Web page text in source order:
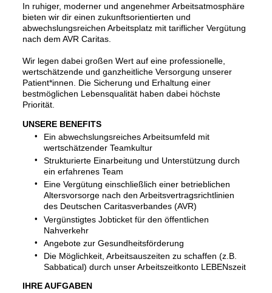
In ruhiger, moderner und angenehmer Arbeitsatmosphäre
bieten wir dir einen zukunftsorientierten und
abwechslungsreichen Arbeitsplatz mit tariflicher Vergütung
nach dem AVR Caritas.
Wir legen dabei großen Wert auf eine professionelle,
wertschätzende und ganzheitliche Versorgung unserer
Patient*innen. Die Sicherung und Erhaltung einer
bestmöglichen Lebensqualität haben dabei höchste
Priorität.
UNSERE BENEFITS
Ein abwechslungsreiches Arbeitsumfeld mit
wertschätzender Teamkultur
Strukturierte Einarbeitung und Unterstützung durch
ein erfahrenes Team
Eine Vergütung einschließlich einer betrieblichen
Altersvorsorge nach den Arbeitsvertragsrichtlinien
des Deutschen Caritasverbandes (AVR)
Vergünstigtes Jobticket für den öffentlichen
Nahverkehr
Angebote zur Gesundheitsförderung
Die Möglichkeit, Arbeitsauszeiten zu schaffen (z.B.
Sabbatical) durch unser Arbeitszeitkonto LEBENszeit
IHRE AUFGABEN